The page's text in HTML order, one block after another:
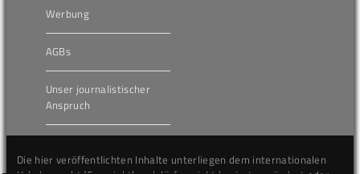
Werbung
AGBs
Unser journalistischer
Anspruch
Die hier veröffentlichten Inhalte unterliegen dem internationalen